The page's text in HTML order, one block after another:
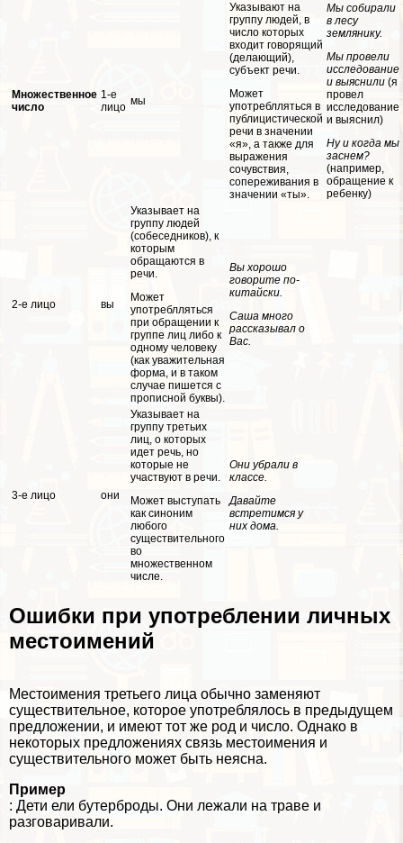
Множественное
число
1-е
лицо мы
Указывают на
группу людей, в
число которых
входит говорящий
(делающий),
субъект речи.
Может
употрeблляться в
публицистической
речи в значении
«я», а также для
выражения
сочувствия,
сопереживания в
значении «ты».
Мы собирали
в лесу
землянику.
Мы провели
исследование
и выяснили (я
провел
исследование
и выяснил)
Ну и когда мы
заснем?
(например,
обращение к
ребенку)
2-е лицо вы
Указывает на
группу людей
(собеседников), к
которым
обращаются в
речи.
Может
употрeблляться
при обращении к
группе лиц либо к
одному человеку
(как уважительная
форма, и в таком
случае пишется с
прописной буквы).
Вы хорошо
говорите по-
китайски.
Саша много
рассказывал о
Вас.
3-е лицо они
Указывает на
группу третьих
лиц, о которых
идет речь, но
которые не
участвуют в речи.
Может выступать
как синоним
любого
существительного
во
множественном
числе.
Они убрали в
классе.
Давайте
встретимся у
них дома.
Ошибки при употрeблении личных
местоимений
Местоимения третьего лица обычно заменяют
существительное, которое употрeблялось в предыдущем
предложении, и имеют тот же род и число. Однако в
некоторых предложениях связь местоимения и
существительного может быть неясна.
Пример
: Дети ели бутерброды. Они лежали на траве и
разговаривали.